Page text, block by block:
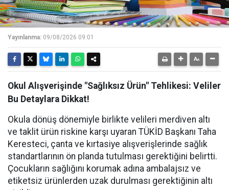
Yayınlanma: 09/08/2026 09:01
Okul Alışverişinde "Sağlıksız Ürün" Tehlikesi: Veliler
Bu Detaylara Dikkat!
Okula dönüş dönemiyle birlikte velileri merdiven altı
ve taklit ürün riskine karşı uyaran TÜKİD Başkanı Taha
Keresteci, çanta ve kırtasiye alışverişlerinde sağlık
standartlarının ön planda tutulması gerektiğini belirtti.
Çocukların sağlığını korumak adına ambalajsız ve
etiketsiz ürünlerden uzak durulması gerektiğinin altı